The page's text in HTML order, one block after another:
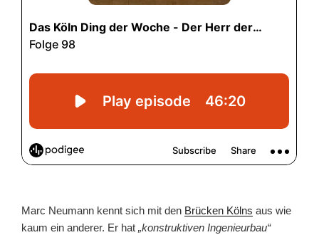
Marc Neumann kennt sich mit den Brücken Kölns aus wie
kaum ein anderer. Er hat „konstruktiven Ingenieurbau“